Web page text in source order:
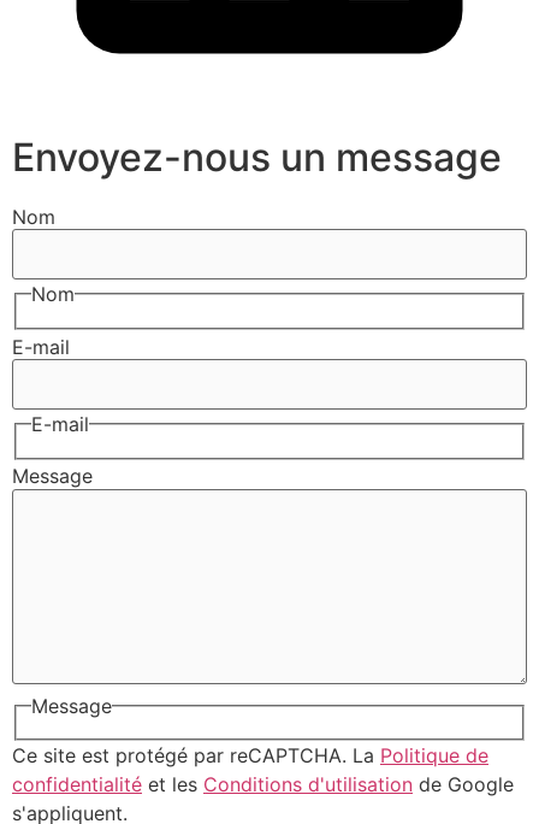
Envoyez-nous un message
Nom
Nom
E-mail
E-mail
Message
Message
Ce site est protégé par reCAPTCHA. La Politique de
confidentialité et les Conditions d'utilisation de Google
s'appliquent.